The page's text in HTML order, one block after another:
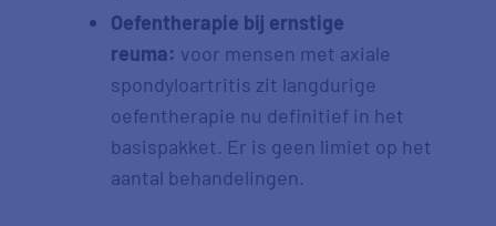
Oefentherapie bij ernstige
reuma: voor mensen met axiale
spondyloartritis zit langdurige
oefentherapie nu definitief in het
basispakket. Er is geen limiet op het
aantal behandelingen.